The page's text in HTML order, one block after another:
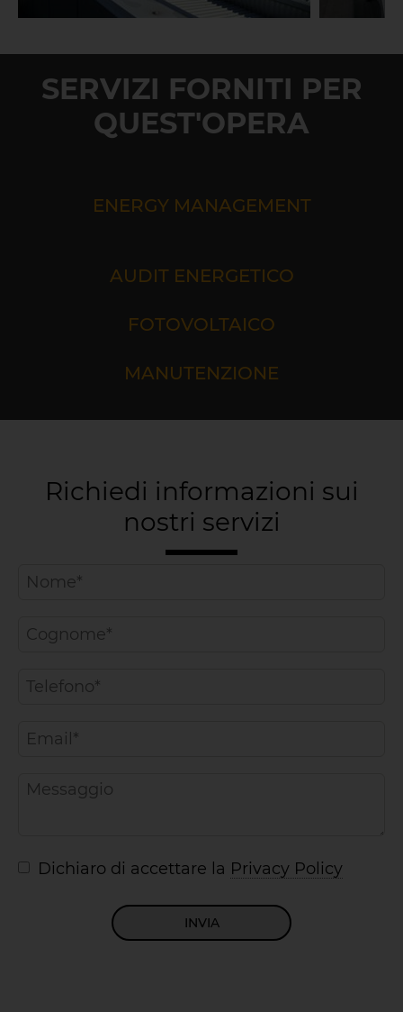
SERVIZI FORNITI PER
QUEST'OPERA
ENERGY MANAGEMENT
AUDIT ENERGETICO
FOTOVOLTAICO
MANUTENZIONE
Richiedi informazioni sui
nostri servizi
Dichiaro di accettare la Privacy Policy
INVIA